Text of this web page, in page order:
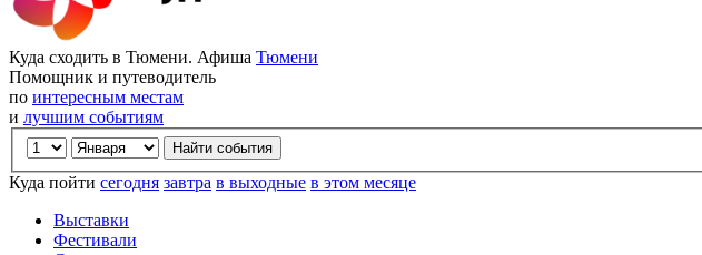
Куда сходить в Тюмени. Афиша Тюмени
Помощник и путеводитель
по интересным местам
и лучшим событиям
Куда пойти сегодня завтра в выходные в этом месяце
Выставки
Фестивали